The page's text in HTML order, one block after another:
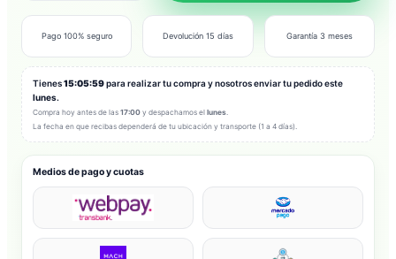
Pago 100% seguro Devolución 15 días Garantía 3 meses
Tienes15:05:56para realizar tu compra y nosotros enviar tu pedido este
lunes.
Compra hoy antes de las 17:00 y despachamos el lunes.
La fecha en que recibas dependerá de tu ubicación y transporte (1 a 4 días).
Medios de pago y cuotas